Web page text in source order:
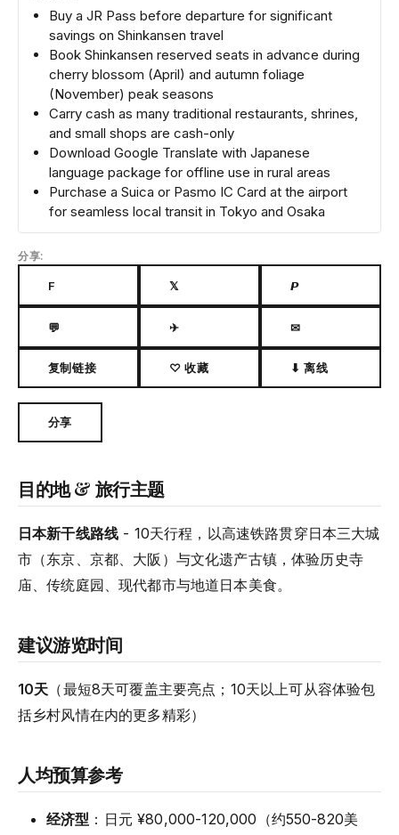
Buy a JR Pass before departure for significant
savings on Shinkansen travel
Book Shinkansen reserved seats in advance during
cherry blossom (April) and autumn foliage
(November) peak seasons
Carry cash as many traditional restaurants, shrines,
and small shops are cash-only
Download Google Translate with Japanese
language package for offline use in rural areas
Purchase a Suica or Pasmo IC Card at the airport
for seamless local transit in Tokyo and Osaka
分享:
F 𝕏 𝙋
💬 ✈ ✉
复制链接 ♡ 收藏 ⬇ 离线
分享
目的地 & 旅行主题
日本新干线路线 - 10天行程，以高速铁路贯穿日本三大城
市（东京、京都、大阪）与文化遗产古镇，体验历史寺
庙、传统庭园、现代都市与地道日本美食。
建议游览时间
10天 （最短8天可覆盖主要亮点；10天以上可从容体验包
括乡村风情在内的更多精彩）
人均预算参考
经济型 ：日元 ¥80,000-120,000（约550-820美